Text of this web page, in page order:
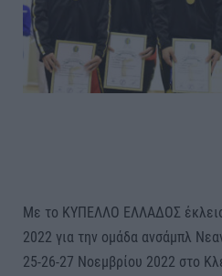
Με το ΚΥΠΕΛΛΟ ΕΛΛΑΔΟΣ
2022 για την ομάδα ανσάμπλ
25-26-27 Νοεμβρίου 2022 στο